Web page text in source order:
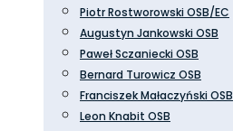
Piotr Rostworowski OSB/EC
Augustyn Jankowski OSB
Paweł Sczaniecki OSB
Bernard Turowicz OSB
Franciszek Małaczyński OSB
Leon Knabit OSB